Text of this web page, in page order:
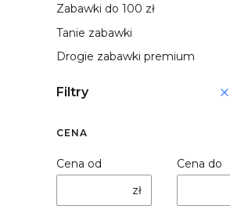
Zabawki do 100 zł
Tanie zabawki
Drogie zabawki premium
Filtry
CENA
Cena od
zł
Cena do